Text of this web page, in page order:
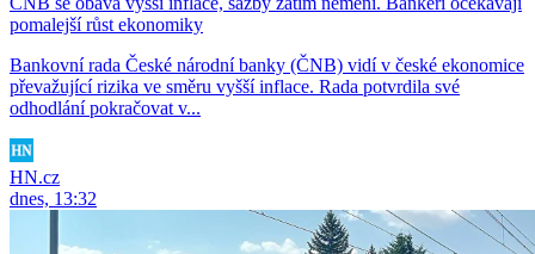
pomalejší růst ekonomiky
Bankovní rada České národní banky (ČNB) vidí v české ekonomice
převažující rizika ve směru vyšší inflace. Rada potvrdila své
odhodlání pokračovat v...
HN.cz
dnes, 13:32